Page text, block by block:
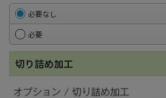
必要なし
必要
切り詰め加工